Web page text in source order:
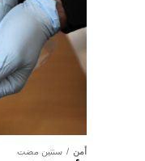
أمن سنتين مضت